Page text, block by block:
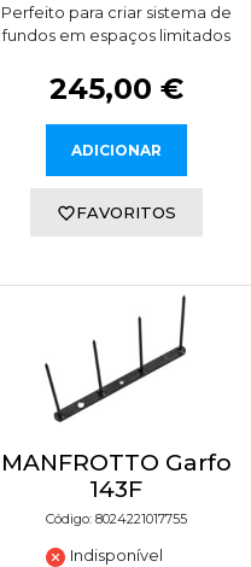
Perfeito para criar sistema de
fundos em espaços limitados
245,00 €
ADICIONAR
FAVORITOS
MANFROTTO Garfo
143F
Código: 8024221017755
Indisponível